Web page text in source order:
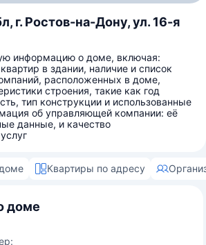
г. Ростов-на-Дону, ул. 16-я
информацию о доме, включая:
в здании, наличие и список
расположенных в доме,
строения, такие как год
тип конструкции и использованные
об управляющей компании: её
данные, и качество
Квартиры по адресу
доме